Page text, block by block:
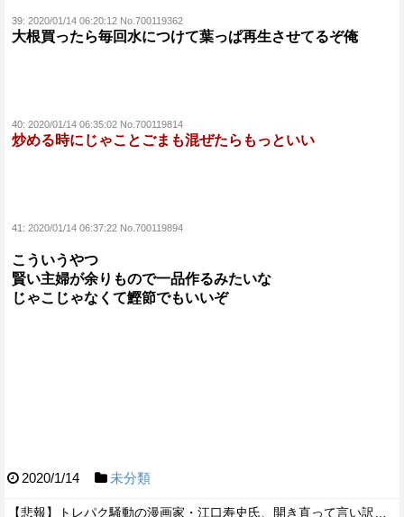
39: 2020/01/14 06:20:12 No.700119362
大根買ったら毎回水につけて葉っぱ再生させてるぞ俺
40: 2020/01/14 06:35:02 No.700119814
炒める時にじゃことごまも混ぜたらもっといい
41: 2020/01/14 06:37:22 No.700119894
こういうやつ
賢い主婦が余りもので一品作るみたいな
じゃこじゃなくて鰹節でもいいぞ
2020/1/14 未分類